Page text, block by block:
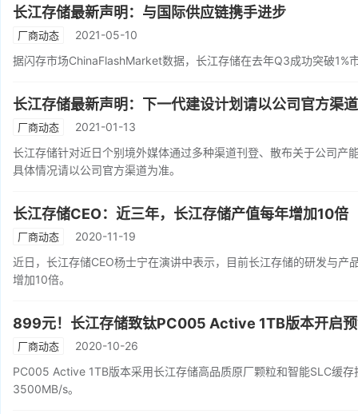
长江存储最新声明：与国际供应链携手进步
厂商动态
2021-05-10
据闪存市场ChinaFlashMarket数据，长江存储在去年Q3成功突破1%
长江存储最新声明：下一代建设计划请以公司官方渠
厂商动态
2021-01-13
长江存储针对近日个别境外媒体通过多种渠道刊登、散布关于公司
具体情况请以公司官方渠道为准。
长江存储CEO：近三年，长江存储产值每年增加10倍
厂商动态
2020-11-19
近日，长江存储CEO杨士宁在演讲中表示，目前长江存储的研发与
增加10倍。
899元！长江存储致钛PC005 Active 1TB版本开启
厂商动态
2020-10-26
PC005 Active 1TB版本采用长江存储高品质原厂颗粒和智能SLC缓
3500MB/s。